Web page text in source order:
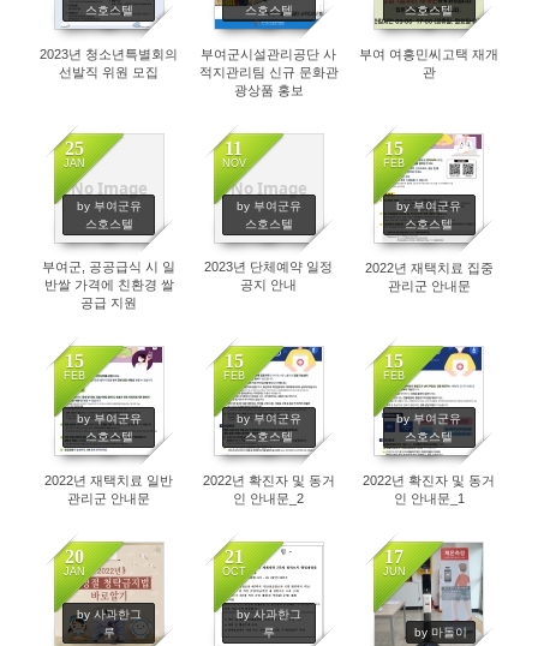
스호스텔
2023년 청소년특별회의
선발직 위원 모집
스호스텔
부여군시설관리공단 사
적지관리팀 신규 문화관
광상품 홍보
스호스텔
부여 여흥민씨고택 재개
관
No Image
25
JAN
by 부여군유
스호스텔
2974
부여군, 공공급식 시 일
반쌀 가격에 친환경 쌀
공급 지원
No Image
11
NOV
by 부여군유
스호스텔
3435
2023년 단체예약 일정
공지 안내
15
FEB
by 부여군유
스호스텔
3620
2022년 재택치료 집중
관리군 안내문
15
FEB
by 부여군유
스호스텔
3204
2022년 재택치료 일반
관리군 안내문
15
FEB
by 부여군유
스호스텔
3269
2022년 확진자 및 동거
인 안내문_2
15
FEB
by 부여군유
스호스텔
3477
2022년 확진자 및 동거
인 안내문_1
20
JAN
by 사과한그
루
3601
21
OCT
by 사과한그
루
3567
17
JUN
by 마돌이
4280